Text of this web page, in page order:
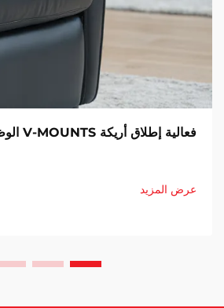
فعالية إطلاق أريكة V-MOUNTS الوظيفية القابلة للإمالة
عرض المزيد